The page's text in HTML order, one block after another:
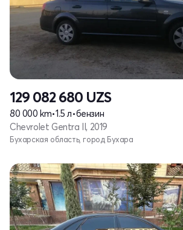
129 082 680 UZS
80 000 km•1.5 л•бензин
Chevrolet Gentra II, 2019
Бухарская область, город Бухара